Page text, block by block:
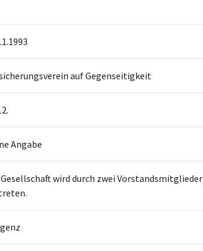
auf Gegenseitigkeit
Angabe
Gesellschaft wird durch zwei